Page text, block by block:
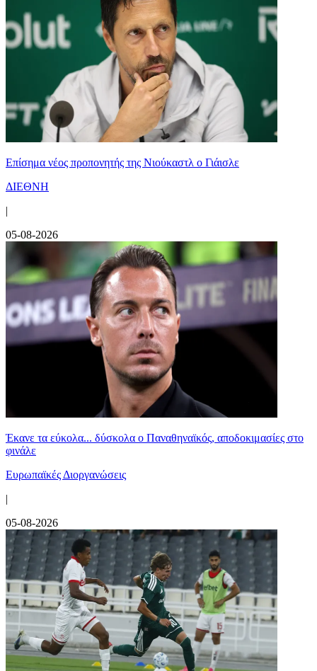
Επίσημα νέος προπονητής της Νιούκαστλ ο Γιάισλε
ΔΙΕΘΝΗ
|
05-08-2026
Έκανε τα εύκολα... δύσκολα ο Παναθηναϊκός, αποδοκιμασίες στο
φινάλε
Ευρωπαϊκές Διοργανώσεις
|
05-08-2026